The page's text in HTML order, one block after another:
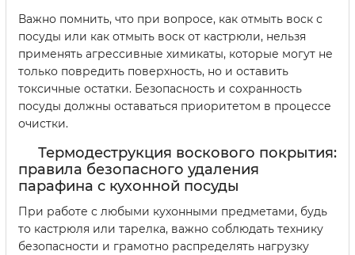
Важно помнить, что при вопросе, как отмыть воск с
посуды или как отмыть воск от кастрюли, нельзя
применять агрессивные химикаты, которые могут не
только повредить поверхность, но и оставить
токсичные остатки. Безопасность и сохранность
посуды должны оставаться приоритетом в процессе
очистки.
Термодеструкция воскового покрытия:
правила безопасного удаления
парафина с кухонной посуды
При работе с любыми кухонными предметами, будь
то кастрюля или тарелка, важно соблюдать технику
безопасности и грамотно распределять нагрузку